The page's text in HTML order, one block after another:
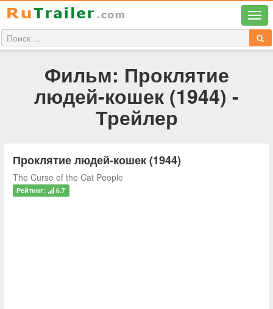
Фильм: Проклятие
людей-кошек (1944) -
Трейлер
Проклятие людей-кошек (1944)
The Curse of the Cat People
Рейтинг: 6.7